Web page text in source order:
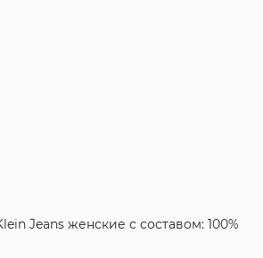
Jeans женские с составом: 100%